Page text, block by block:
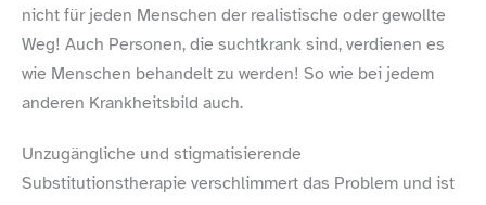
nicht für jeden Menschen der realistische oder gewollte
Weg! Auch Personen, die suchtkrank sind, verdienen es
wie Menschen behandelt zu werden! So wie bei jedem
anderen Krankheitsbild auch.
Unzugängliche und stigmatisierende
Substitutionstherapie verschlimmert das Problem und ist